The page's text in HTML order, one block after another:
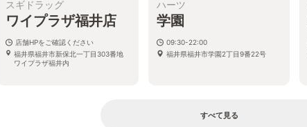
スギドラッグ
ワイプラザ福井店
店舗HPをご確認ください
福井県福井市新保北一丁目303番地
ワイプラザ福井内
ハーツ
学園
09:30-22:00
福井県福井市学園2丁目9番22号
すべて見る